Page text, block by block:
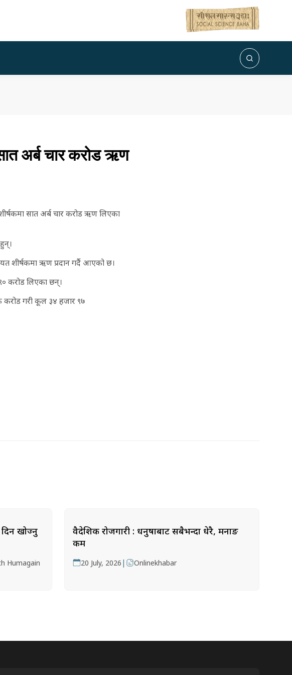
अर्ब चार करोड ऋण
सात अर्ब चार करोड ऋण लिएका
शीर्षकमा ऋण प्रदान गर्दै आएको छ।
करोड लिएका छन्।
करोड गरी कूल ३४ हजार ९७
दिन खोज्नु
Humagain
वैदेशिक रोजगारी : धनुषाबाट सबैभन्दा धेरै, मनाङ
कम
20 July, 2026 | Onlinekhabar